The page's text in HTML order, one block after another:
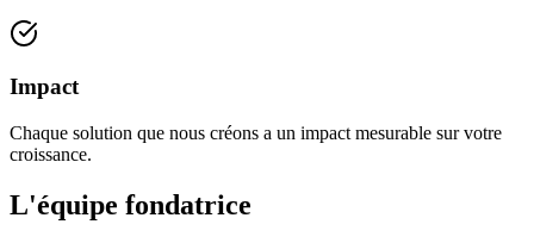
Impact
Chaque solution que nous créons a un impact mesurable sur votre
croissance.
L'équipe fondatrice